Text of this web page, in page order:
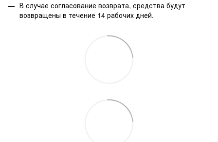
В случае согласование возврата, средства будут
возвращены в течение 14 рабочих дней.